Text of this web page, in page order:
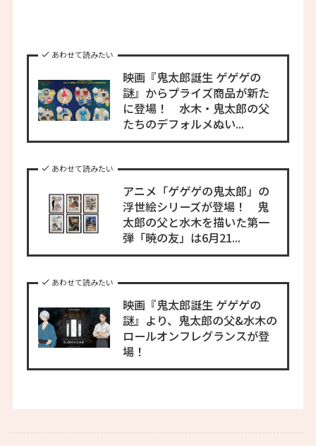
あわせて読みたい
映画『鬼太郎誕生 ゲゲゲの
謎』からプライズ商品が新た
に登場！ 水木・鬼太郎の父
たちのデフォルメぬい...
あわせて読みたい
アニメ「ゲゲゲの鬼太郎」の
浮世絵シリーズが登場！ 鬼
太郎の父と水木を描いた第一
弾「暁の友」は6月21...
あわせて読みたい
映画『鬼太郎誕生 ゲゲゲの
謎』より、鬼太郎の父&水木の
ロールオンフレグランスが登
場！